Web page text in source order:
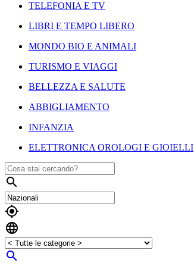
TELEFONIA E TV
LIBRI E TEMPO LIBERO
MONDO BIO E ANIMALI
TURISMO E VIAGGI
BELLEZZA E SALUTE
ABBIGLIAMENTO
INFANZIA
ELETTRONICA OROLOGI E GIOIELLI



